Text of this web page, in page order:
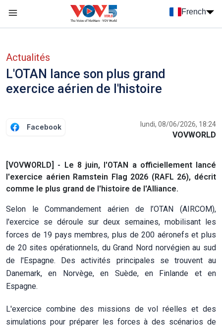
French
Actualités
L'OTAN lance son plus grand
exercice aérien de l'histoire
Facebook lundi, 08/06/2026, 18:24
VOVWORLD
[VOVWORLD] - Le 8 juin, l'OTAN a officiellement lancé
l'exercice aérien Ramstein Flag 2026 (RAFL 26), décrit
comme le plus grand de l'histoire de l'Alliance.
Selon le Commandement aérien de l’OTAN (AIRCOM),
l'exercice se déroule sur deux semaines, mobilisant les
forces de 19 pays membres, plus de 200 aéronefs et plus
de 20 sites opérationnels, du Grand Nord norvégien au sud
de l'Espagne. Des activités principales se trouvent au
Danemark, en Norvège, en Suède, en Finlande et en
Espagne.
L'exercice combine des missions de vol réelles et des
simulations pour préparer les forces à des scénarios de